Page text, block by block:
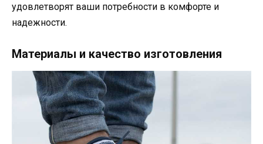
удовлетворят ваши потребности в комфорте и
надежности.
Материалы и качество изготовления